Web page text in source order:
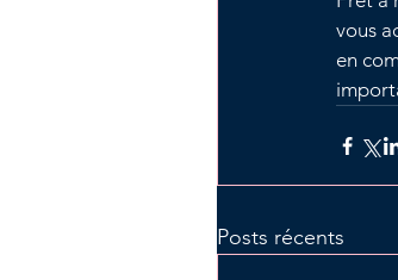
vous
en
Posts récents